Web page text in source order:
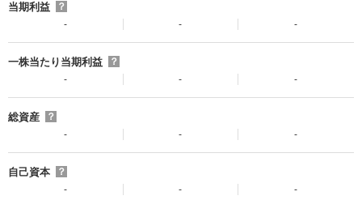
当期利益
？
-
- -
一株当たり当期利益
？
-
- -
総資産
？
-
- -
自己資本
？
-
- -